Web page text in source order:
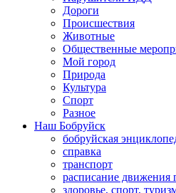
Дороги
Происшествия
Животные
Общественные
Мой город
Природа
Культура
Спорт
Разное
Наш Бобруйск
бобруйская
справка
транспорт
расписание движения
здоровье, спорт,